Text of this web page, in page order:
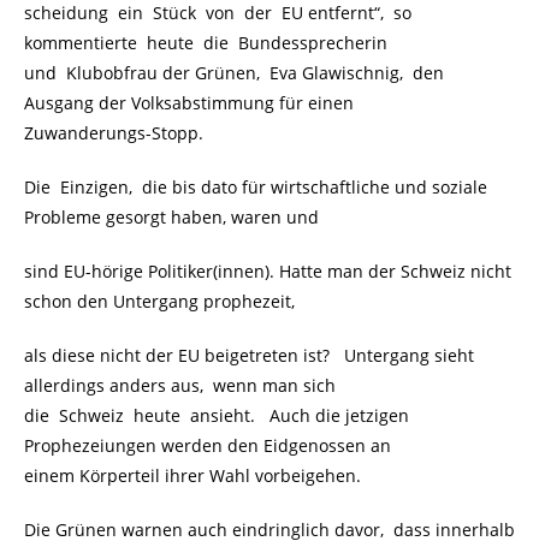
scheidung ein Stück von der EU entfernt“, so
kommentierte heute die Bundessprecherin
und Klubobfrau der Grünen, Eva Glawischnig, den
Ausgang der Volksabstimmung für einen
Zuwanderungs-Stopp.
Die Einzigen, die bis dato für wirtschaftliche und soziale
Probleme gesorgt haben, waren und
sind EU-hörige Politiker(innen). Hatte man der Schweiz nicht
schon den Untergang prophezeit,
als diese nicht der EU beigetreten ist? Untergang sieht
allerdings anders aus, wenn man sich
die Schweiz heute ansieht. Auch die jetzigen
Prophezeiungen werden den Eidgenossen an
einem Körperteil ihrer Wahl vorbeigehen.
Die Grünen warnen auch eindringlich davor, dass innerhalb